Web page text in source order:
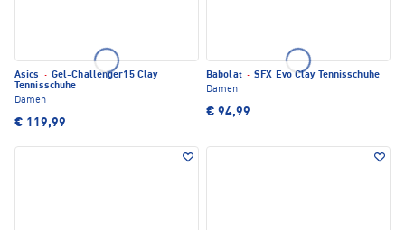
Asics · Gel-Challenger15 Clay
Tennisschuhe
Damen
€ 119,99
Babolat · SFX Evo Clay Tennisschuhe
Damen
€ 94,99